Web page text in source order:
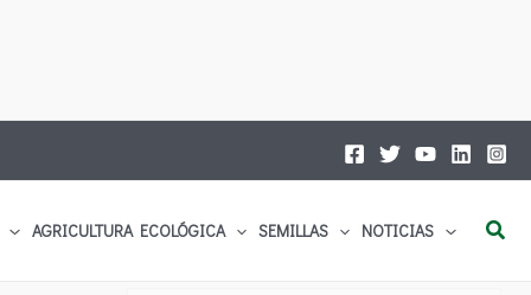
AGRICULTURA ECOLÓGICA SEMILLAS NOTICIAS